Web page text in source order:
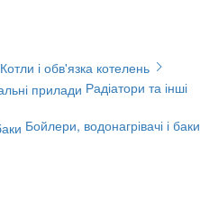
Котли і обв'язка котелень
Радіатори та інші
Бойлери, водонагрівачі і баки